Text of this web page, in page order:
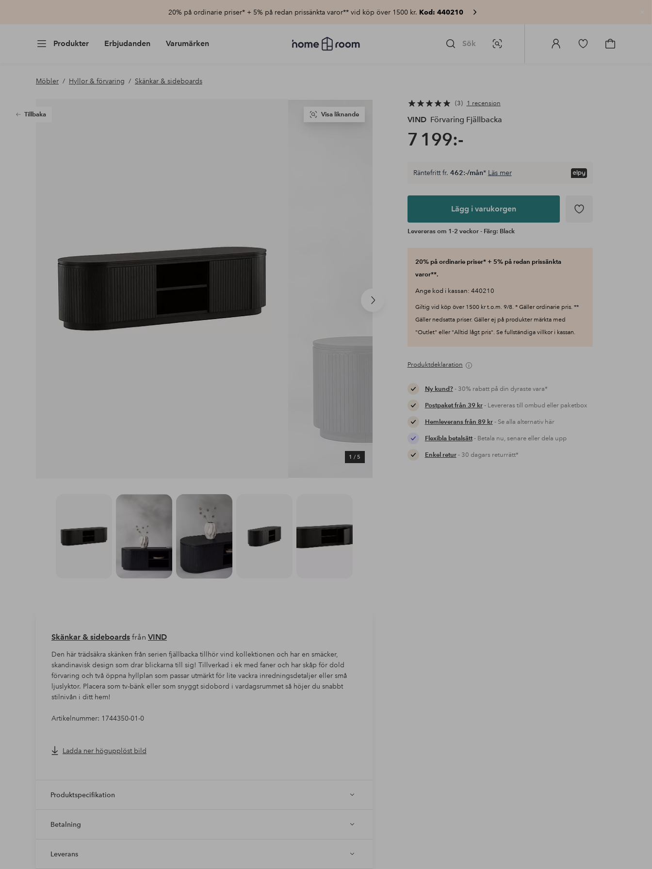
20% på ordinarie priser* + 5% på redan prissänkta varor** vid köp över 1500 kr. Kod: 440210
Produkter Erbjudanden Varumärken
Homeroom
–
Sök Bildsök
Logga
Gå
Gå
Möbler Hyllor & förvaring Skänkar & sideboards
Tillbaka
Nästa
1 / 5
Visa liknande
3 1 recension
VIND Förvaring Fjällbacka
7 199:-
Räntefritt fr. 462:-/mån* Läs mer
Lägg i varukorgen
Levereras om 1-2 veckor - Färg: Black
20% på ordinarie priser* + 5% på redan prissänkta
varor**.
Ange kod i kassan: 440210
Giltig vid köp över 1500 kr t.o.m. 9/8. * Gäller ordinarie pris. **
Gäller nedsatta priser. Gäller ej på produkter märkta med
"Outlet" eller "Alltid lågt pris". Se fullständiga villkor i kassan.
Produktdeklaration
Ny kund?- 30% rabatt på din dyraste vara*
Postpaket från 39 kr- Levereras till ombud eller paketbox
Hemleverans från 89 kr- Se alla alternativ här
Flexibla betalsätt- Betala nu, senare eller dela upp
Enkel retur- 30 dagars returrätt*
Skänkar & sideboardsfrån VIND
Den här trädsäkra skänken från serien fjällbacka tillhör vind kollektionen och har en smäcker,
skandinavisk design som drar blickarna till sig! Tillverkad i ek med faner och har skåp för dold
förvaring och två öppna hyllplan som passar utmärkt för lite vackra inredningsdetaljer eller små
ljuslyktor. Placera som tv-bänk eller som snyggt sidobord i vardagsrummet så höjer du snabbt
stilnivån i ditt hem!
Artikelnummer: 1744350-01-0
Ladda ner högupplöst bild
Produktspecifikation
Betalning
Leverans